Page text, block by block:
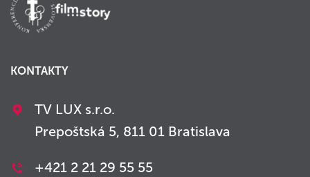
KONTAKTY
TV LUX s.r.o.
Prepoštská 5, 811 01 Bratislava
+421 2 21 29 55 55